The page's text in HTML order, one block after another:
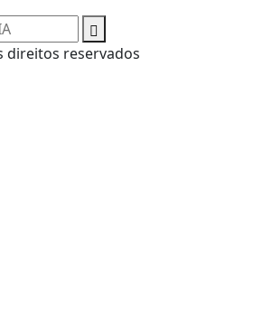
direitos reservados